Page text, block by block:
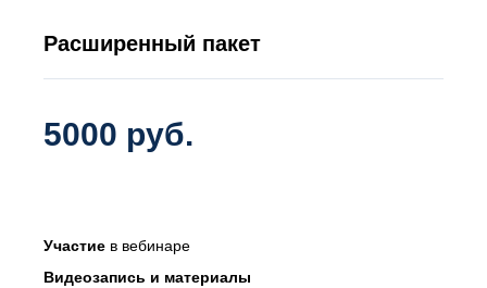
Расширенный пакет
5000 руб.
Участие в вебинаре
Видеозапись и материалы